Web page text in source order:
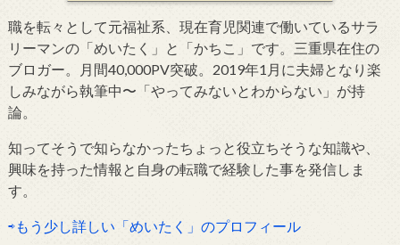
職を転々として元福祉系、現在育児関連で働いているサラ
リーマンの「めいたく」と「かちこ」です。三重県在住の
ブロガー。月間40,000PV突破。2019年1月に夫婦となり楽
しみながら執筆中〜「やってみないとわからない」が持
論。
知ってそうで知らなかったちょっと役立ちそうな知識や、
興味を持った情報と自身の転職で経験した事を発信しま
す。
⇨もう少し詳しい「めいたく」のプロフィール